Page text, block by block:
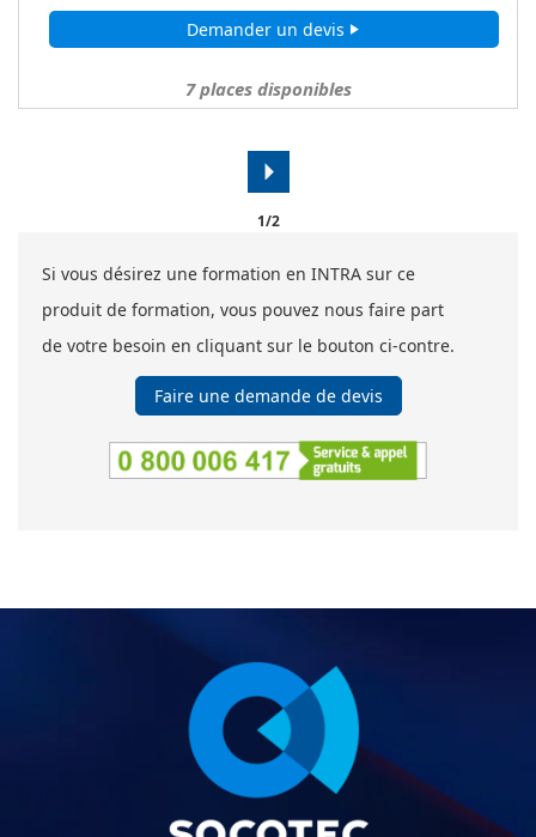
Demander un devis play_arrow
7places disponibles
arrow_right
1/2
Si vous désirez une formation en INTRA sur ce
produit de formation, vous pouvez nous faire part
de votre besoin en cliquant sur le bouton ci-contre.
Faire une demande de devis